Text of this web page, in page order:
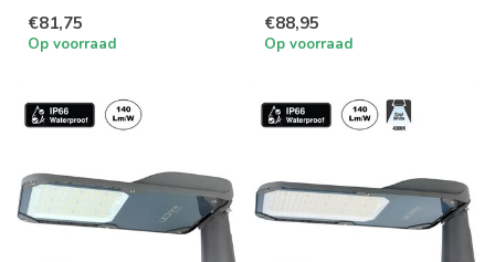
€81,75
Op voorraad
voor parke...
€88,95
Op voorraad